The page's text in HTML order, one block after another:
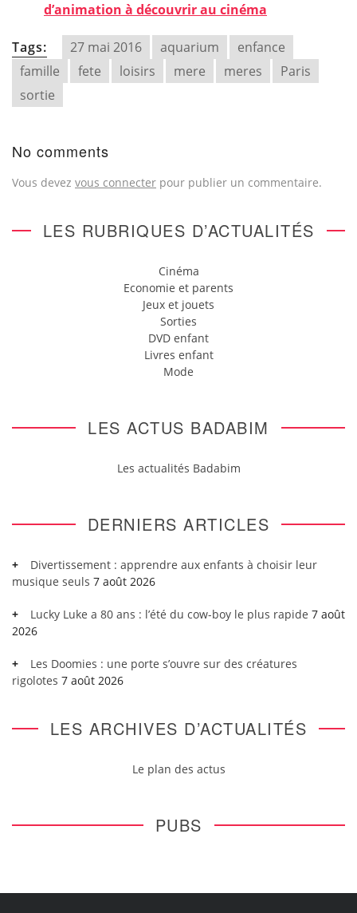
d’animation à découvrir au cinéma
Tags: 27 mai 2016 aquarium
enfance
famille
fete loisirs mere meres
Paris
sortie
No comments
Vous devez vous connecter pour publier un commentaire.
LES RUBRIQUES D’ACTUALITÉS
Cinéma
Economie et parents
Jeux et jouets
Sorties
DVD enfant
Livres enfant
Mode
LES ACTUS BADABIM
Les actualités Badabim
DERNIERS ARTICLES
Divertissement : apprendre aux enfants à choisir leur
musique seuls 7 août 2026
Lucky Luke a 80 ans : l’été du cow-boy le plus rapide 7 août
2026
Les Doomies : une porte s’ouvre sur des créatures
rigolotes 7 août 2026
LES ARCHIVES D’ACTUALITÉS
Le plan des actus
PUBS